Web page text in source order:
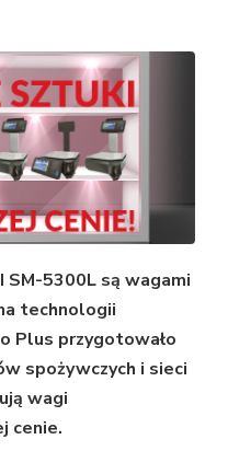
5300L są wagami
technologii
Plus przygotowało
spożywczych i sieci
wagi
cenie.